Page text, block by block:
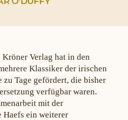
Verlag hat in den
Klassiker der irischen
Tage gefördert, die bisher
verfügbar waren.
mit der
Haefs ein weiterer